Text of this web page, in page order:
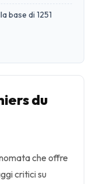
base di 1251
du
che offre
critici su